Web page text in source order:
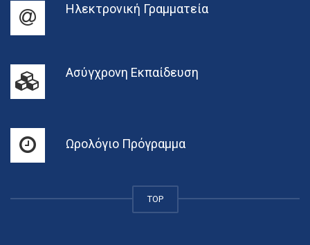
Ηλεκτρονική Γραμματεία
Ασύγχρονη Εκπαίδευση
Ωρολόγιο Πρόγραμμα
TOP